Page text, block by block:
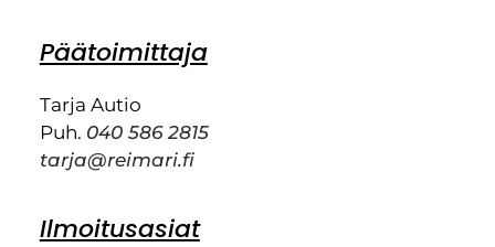
Päätoimittaja
Tarja Autio
Puh. 040 586 2815
tarja@reimari.fi
Ilmoitusasiat